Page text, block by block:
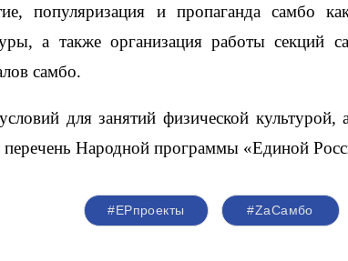
популяризация и пропаганда самбо
а также организация работы секций
самбо.
для занятий физической культурой,
перечень Народной программы «Единой
#ЕРпроекты #ZaСамбо